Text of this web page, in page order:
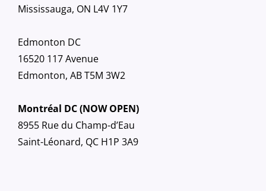
Mississauga, ON L4V 1Y7
Edmonton DC
16520 117 Avenue
Edmonton, AB T5M 3W2
Montréal DC (NOW OPEN)
8955 Rue du Champ-d’Eau
Saint-Léonard, QC H1P 3A9